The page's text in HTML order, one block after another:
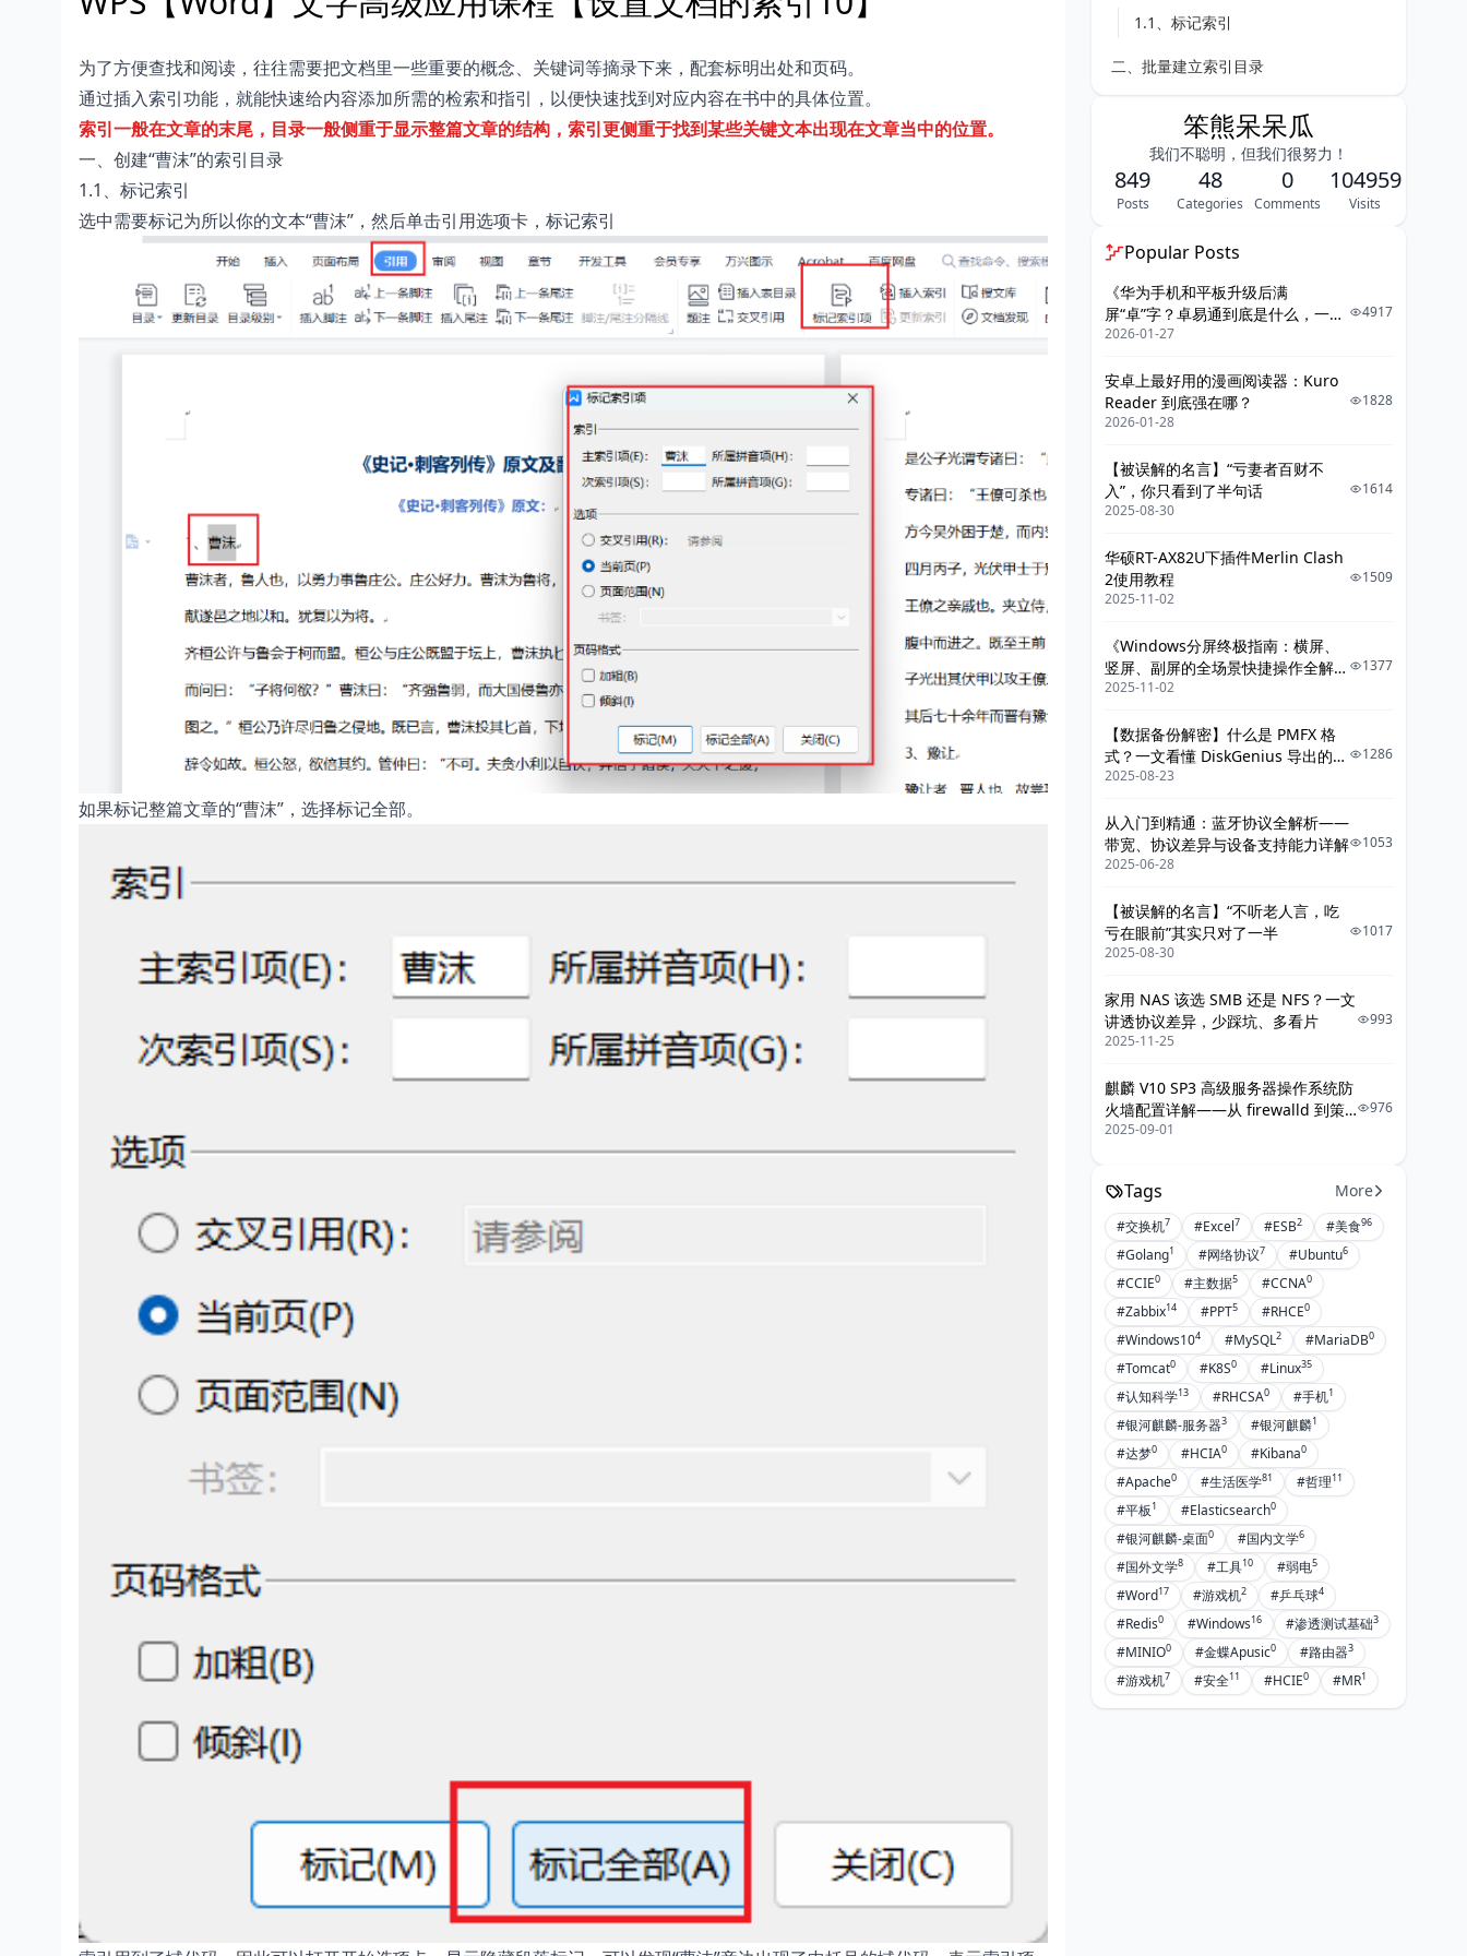
为了方便查找和阅读，往往需要把文档里一些重要的概念、关键词等摘录下来，配套标明出处和页码。
通过插入索引功能，就能快速给内容添加所需的检索和指引，以便快速找到对应内容在书中的具体位置。
索引一般在文章的末尾，目录一般侧重于显示整篇文章的结构，索引更侧重于找到某些关键文本出现在文章当中的位置。
一、创建“曹沫”的索引目录
1.1、标记索引
选中需要标记为所以你的文本“曹沫”，然后单击引用选项卡，标记索引
如果标记整篇文章的“曹沫”，选择标记全部。
1.1、标记索引
二、批量建立索引目录
笨熊呆呆瓜
我们不聪明，但我们很努力！
849
Posts
48
Categories
0
Comments
104959
Visits
Popular Posts
《华为手机和平板升级后满
屏“卓”字？卓易通到底是什么，一篇
给你讲明白》
2026-01-27
4917
安卓上最好用的漫画阅读器：Kuro
Reader 到底强在哪？
2026-01-28
1828
【被误解的名言】“亏妻者百财不
入”，你只看到了半句话
2025-08-30
1614
华硕RT-AX82U下插件Merlin Clash
2使用教程
2025-11-02
1509
《Windows分屏终极指南：横屏、
竖屏、副屏的全场景快捷操作全解
析》
2025-11-02
1377
【数据备份解密】什么是 PMFX 格
式？一文看懂 DiskGenius 导出的整
机系统镜像
2025-08-23
1286
从入门到精通：蓝牙协议全解析——
带宽、协议差异与设备支持能力详解
2025-06-28
1053
【被误解的名言】“不听老人言，吃
亏在眼前”其实只对了一半
2025-08-30
1017
家用 NAS 该选 SMB 还是 NFS？一文
讲透协议差异，少踩坑、多看片
2025-11-25
993
麒麟 V10 SP3 高级服务器操作系统防
火墙配置详解——从 firewalld 到策
略落地的最佳实践
2025-09-01
976
Tags More
#交换机7 #Excel7 #ESB2 #美食96
#Golang1 #网络协议7 #Ubuntu6
#CCIE0 #主数据5 #CCNA0
#Zabbix14 #PPT5 #RHCE0
#Windows104 #MySQL2 #MariaDB0
#Tomcat0 #K8S0 #Linux35
#认知科学13 #RHCSA0 #手机1
#银河麒麟-服务器3 #银河麒麟1
#达梦0 #HCIA0 #Kibana0
#Apache0 #生活医学81 #哲理11
#平板1 #Elasticsearch0
#银河麒麟-桌面0 #国内文学6
#国外文学8 #工具10 #弱电5
#Word17 #游戏机2 #乒乓球4
#Redis0 #Windows16 #渗透测试基础3
#MINIO0 #金蝶Apusic0 #路由器3
#游戏机7 #安全11 #HCIE0 #MR1